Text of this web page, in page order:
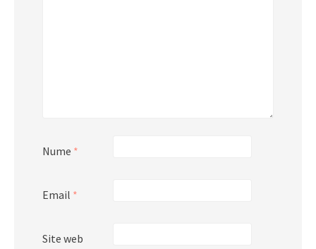
Nume *
Email *
Site web